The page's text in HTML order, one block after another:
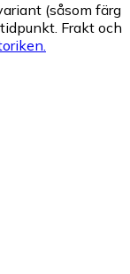
(såsom färg
Frakt och